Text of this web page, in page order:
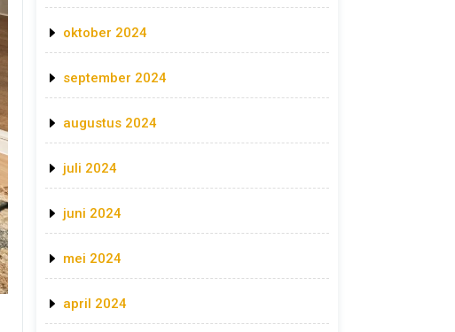
oktober 2024
september 2024
augustus 2024
juli 2024
juni 2024
mei 2024
april 2024